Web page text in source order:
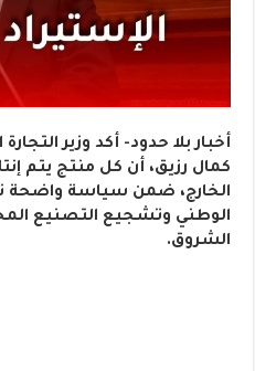
أخبار بلا حدود- أكد وزير
كمال رزيق، أن كل منتج يتم
الخارج، ضمن سياسة واضحة
الوطني وتشجيع التصنيع
الشروق.